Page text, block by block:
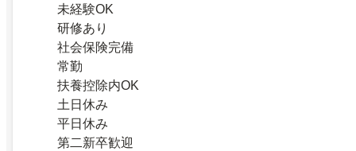
未経験OK
研修あり
社会保険完備
常勤
扶養控除内OK
土日休み
平日休み
第二新卒歓迎